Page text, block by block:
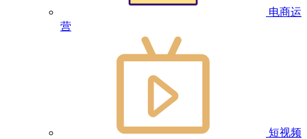
电商运
营
短视频